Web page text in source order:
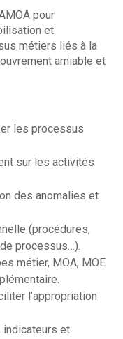
pour
et
métiers liés à la
amiable et
les processus
sur les activités
des anomalies et
(procédures,
processus…).
métier, MOA, MOE
l’appropriation
indicateurs et